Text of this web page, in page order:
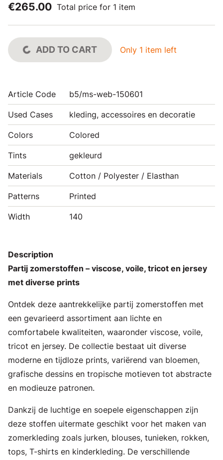
€265.00 Total price for 1 item
ADD TO CART Only 1 item left
Article Code b5/ms-web-150601
Used Cases kleding, accessoires en decoratie
Colors Colored
Tints gekleurd
Materials Cotton / Polyester / Elasthan
Patterns Printed
Width 140
Description
Partij zomerstoffen – viscose, voile, tricot en jersey
met diverse prints
Ontdek deze aantrekkelijke partij zomerstoffen met
een gevarieerd assortiment aan lichte en
comfortabele kwaliteiten, waaronder viscose, voile,
tricot en jersey. De collectie bestaat uit diverse
moderne en tijdloze prints, variërend van bloemen,
grafische dessins en tropische motieven tot abstracte
en modieuze patronen.
Dankzij de luchtige en soepele eigenschappen zijn
deze stoffen uitermate geschikt voor het maken van
zomerkleding zoals jurken, blouses, tunieken, rokken,
tops, T-shirts en kinderkleding. De verschillende